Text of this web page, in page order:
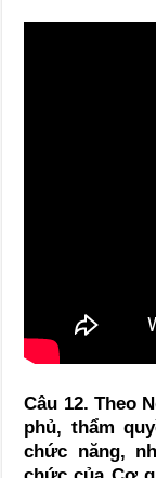
Câu 12. Theo
phủ, thẩm
chức năng,